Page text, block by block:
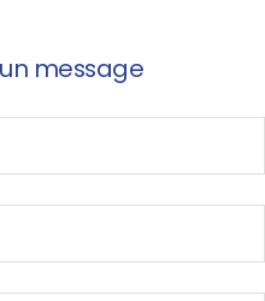
message